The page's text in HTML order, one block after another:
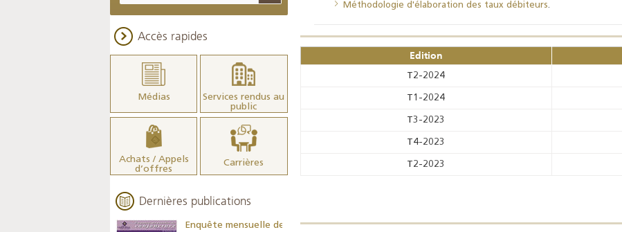
Méthodologie d'élaboration des taux débiteurs.
Edition
T2-2024
T1-2024
T3-2023
T4-2023
T2-2023
Accès rapides
Médias
Services rendus au
public
Achats / Appels
d’offres
Carrières
Dernières publications
Enquête mensuelle de
Résultats trimestriels
Indicateurs clés des